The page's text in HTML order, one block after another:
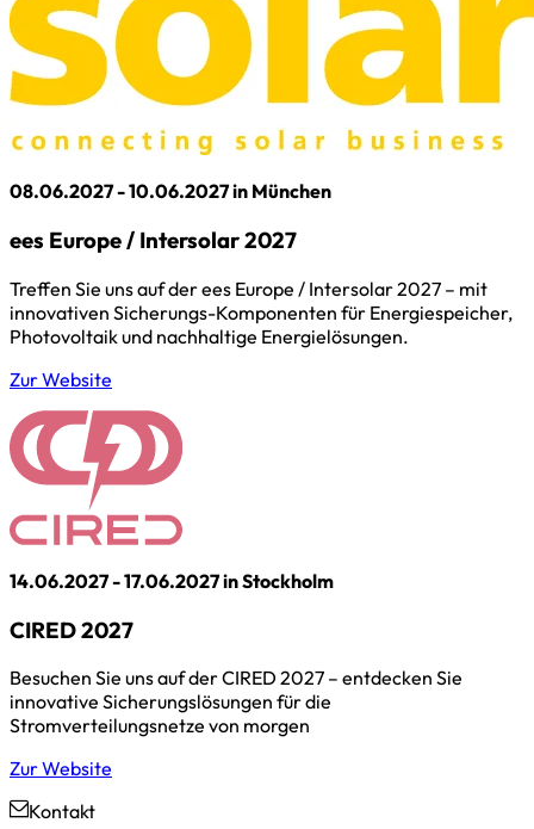
08.06.2027 - 10.06.2027 in München
ees Europe / Intersolar 2027
Treffen Sie uns auf der ees Europe / Intersolar 2027 – mit
innovativen Sicherungs-Komponenten für Energiespeicher,
Photovoltaik und nachhaltige Energielösungen.
Zur Website
14.06.2027 - 17.06.2027 in Stockholm
CIRED 2027
Besuchen Sie uns auf der CIRED 2027 – entdecken Sie
innovative Sicherungslösungen für die
Stromverteilungsnetze von morgen
Zur Website
Kontakt